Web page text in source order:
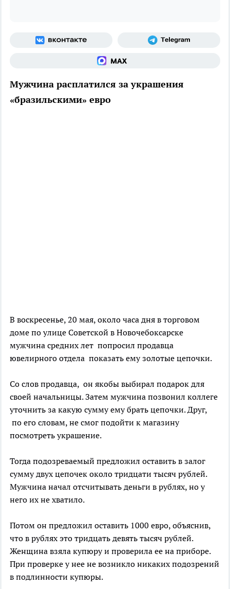
Мужчина расплатился за украшения
«бразильскими» евро
В воскресенье, 20 мая, около часа дня в торговом
доме по улице Советской в Новочебоксарске
мужчина средних лет попросил продавца
ювелирного отдела показать ему золотые цепочки.
Со слов продавца, он якобы выбирал подарок для
своей начальницы. Затем мужчина позвонил коллеге
уточнить за какую сумму ему брать цепочки. Друг,
по его словам, не смог подойти к магазину
посмотреть украшение.
Тогда подозреваемый предложил оставить в залог
сумму двух цепочек около тридцати тысяч рублей.
Мужчина начал отсчитывать деньги в рублях, но у
него их не хватило.
Потом он предложил оставить 1000 евро, объяснив,
что в рублях это тридцать девять тысяч рублей.
Женщина взяла купюру и проверила ее на приборе.
При проверке у нее не возникло никаких подозрений
в подлинности купюры.